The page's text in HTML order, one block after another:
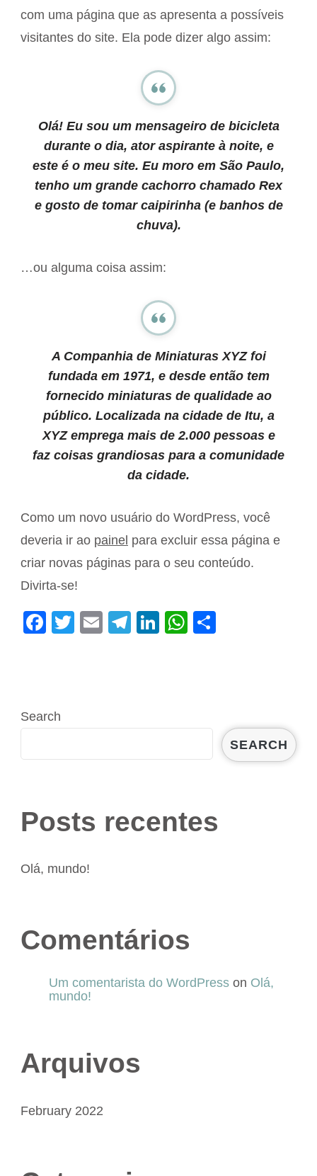
com uma página que as apresenta a possíveis
visitantes do site. Ela pode dizer algo assim:
Olá! Eu sou um mensageiro de bicicleta
durante o dia, ator aspirante à noite, e
este é o meu site. Eu moro em São Paulo,
tenho um grande cachorro chamado Rex
e gosto de tomar caipirinha (e banhos de
chuva).
…ou alguma coisa assim:
A Companhia de Miniaturas XYZ foi
fundada em 1971, e desde então tem
fornecido miniaturas de qualidade ao
público. Localizada na cidade de Itu, a
XYZ emprega mais de 2.000 pessoas e
faz coisas grandiosas para a comunidade
da cidade.
Como um novo usuário do WordPress, você
deveria ir ao painel para excluir essa página e
criar novas páginas para o seu conteúdo.
Divirta-se!
Facebook
Twitter
EmailTelegram
LinkedIn
WhatsApp
Search
SEARCH
Posts recentes
Olá, mundo!
Comentários
Um comentarista do WordPress on Olá,
mundo!
Arquivos
February 2022